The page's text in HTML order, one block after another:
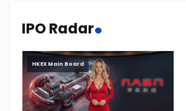
IPO Radar.
HKEX Main Board